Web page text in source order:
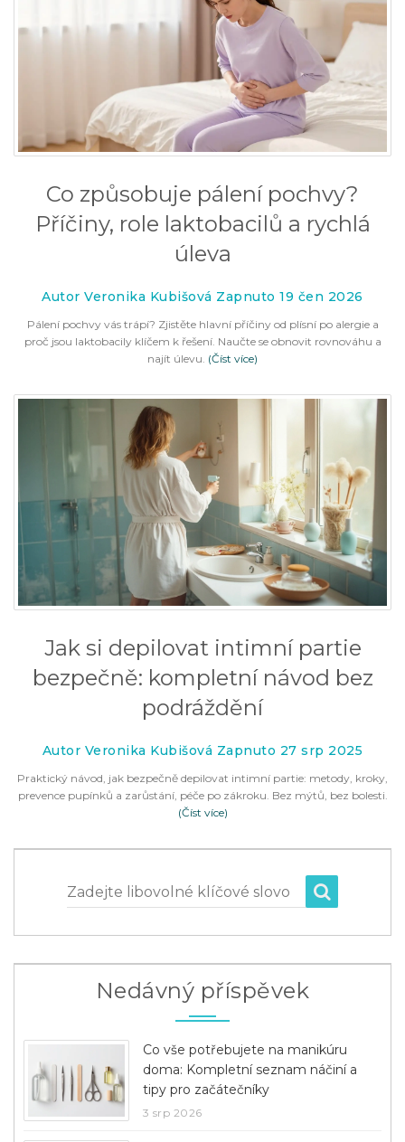
Co způsobuje pálení pochvy?
Příčiny, role laktobacilů a rychlá
úleva
Autor Veronika Kubišová Zapnuto 19 čen 2026
Pálení pochvy vás trápí? Zjistěte hlavní příčiny od plísní po alergie a
proč jsou laktobacily klíčem k řešení. Naučte se obnovit rovnováhu a
najít úlevu. (Číst více)
Jak si depilovat intimní partie
bezpečně: kompletní návod bez
podráždění
Autor Veronika Kubišová Zapnuto 27 srp 2025
Praktický návod, jak bezpečně depilovat intimní partie: metody, kroky,
prevence pupínků a zarůstání, péče po zákroku. Bez mýtů, bez bolesti.
(Číst více)
Zadejte libovolné klíčové slovo
Nedávný příspěvek
Co vše potřebujete na manikúru
doma: Kompletní seznam náčiní a
tipy pro začátečníky
3 srp 2026